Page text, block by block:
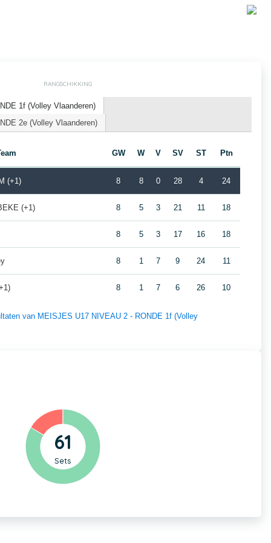
RANGSCHIKKING
1f (Volley Vlaanderen)
2e (Volley Vlaanderen)
GW W V SV ST Ptn
(+1) 8 8 0 28 4 24
(+1) 8 5 3 21 11 18
8 5 3 17 16 18
8 1 7 9 24 11
8 1 7 6 26 10
van MEISJES U17 NIVEAU 2 - RONDE 1f (Volley
61
Sets